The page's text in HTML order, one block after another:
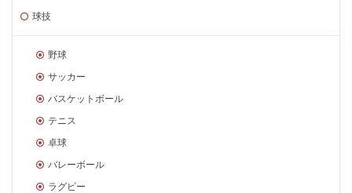
球技
野球
サッカー
バスケットボール
テニス
卓球
バレーボール
ラグビー